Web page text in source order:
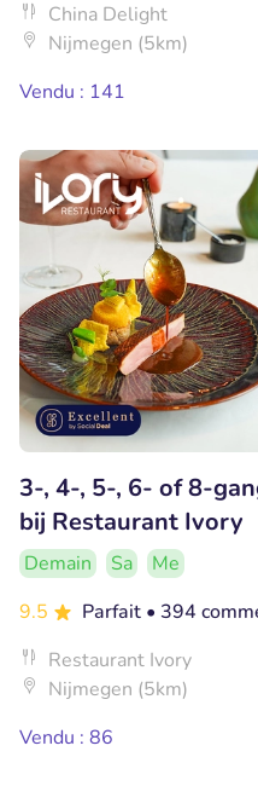
China Delight
Nijmegen (5km)
Vendu : 141
3-, 4-, 5-, 6- of 8-
bij Restaurant Ivory
Demain Sa
Me
9.5
Parfait • 394
Restaurant Ivory
Nijmegen (5km)
Vendu : 86